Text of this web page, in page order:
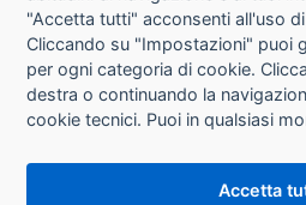
CONDIZIONI DI
RICHIESTA
PRIVACY
"Accetta tutti" acconsenti all'uso
Cliccando su "Impostazioni" puoi
per ogni categoria di cookie.
destra o continuando la
cookie tecnici. Puoi in qualsiasi
che si trova in fondo alle pagine
informazioni consulta la nostra
Accetta